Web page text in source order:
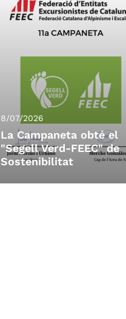
8/07/2026
La Campaneta obté el
"Segell Verd-FEEC" de
Sostenibilitat